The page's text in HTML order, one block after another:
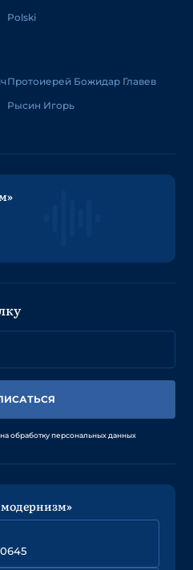
Polski
Протоиерей Божидар Главев
Рысин Игорь
обработку персональных данных